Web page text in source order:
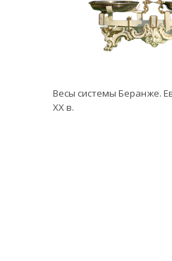
Весы системы Беранже.
ХХ в.